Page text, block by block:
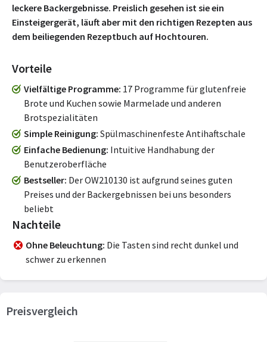
leckere Backergebnisse. Preislich gesehen ist sie ein
Einsteigergerät, läuft aber mit den richtigen Rezepten aus
dem beiliegenden Rezeptbuch auf Hochtouren.
Vorteile
Vielfältige Programme 17 Programme für glutenfreie
Brote und Kuchen sowie Marmelade und anderen
Brotspezialitäten
Simple Reinigung Spülmaschinenfeste Antihaftschale
Einfache Bedienung Intuitive Handhabung der
Benutzeroberfläche
Bestseller Der OW210130 ist aufgrund seines guten
Preises und der Backergebnissen bei uns besonders
beliebt
Nachteile
Ohne Beleuchtung Die Tasten sind recht dunkel und
schwer zu erkennen
Preisvergleich